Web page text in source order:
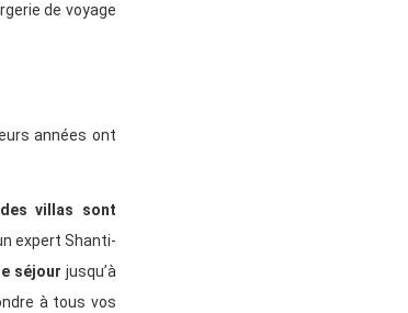
de voyage
années ont
villas sont
expert Shanti-
séjour jusqu’à
à tous vos